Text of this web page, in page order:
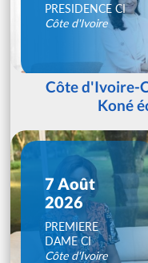
PRESIDENCE CI
Côte d'Ivoire
Côte d'Ivoire-
Koné
7 Août
2026
PREMIERE
DAME CI
Côte d'Ivoire